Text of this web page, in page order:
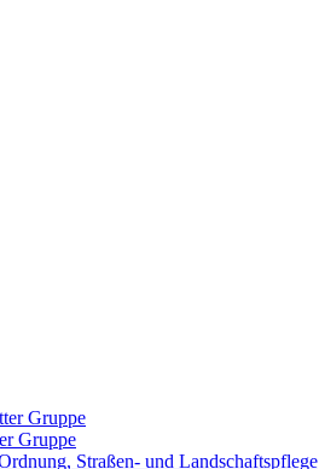
Gruppe
Gruppe
Straßen- und Landschaftspflege